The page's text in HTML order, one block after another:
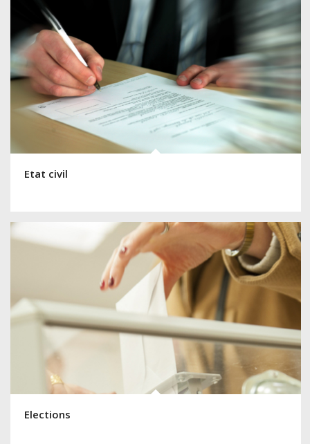
Etat civil
Elections